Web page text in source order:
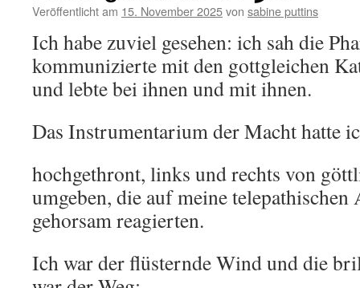
Veröffentlicht am 15. November 2025von sabine puttins
Ich habe zuviel gesehen: ich sah die
kommunizierte mit den gottgleichen
und lebte bei ihnen und mit ihnen.
Das Instrumentarium der Macht hatte
hochgethront, links und rechts von
umgeben, die auf meine telepathischen
gehorsam reagierten.
Ich war der flüsternde Wind und die